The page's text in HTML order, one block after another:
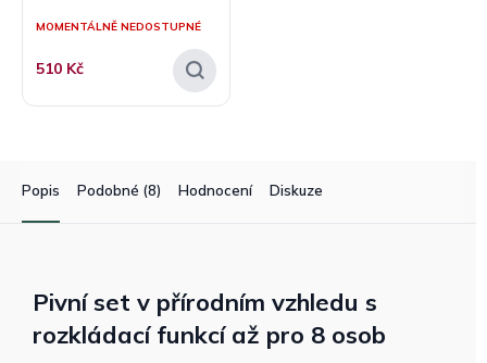
MOMENTÁLNĚ NEDOSTUPNÉ
510 Kč
Popis Podobné (8) Hodnocení Diskuze
Pivní set v přírodním vzhledu s
rozkládací funkcí až pro 8 osob